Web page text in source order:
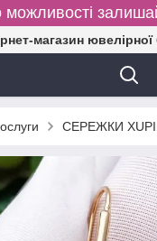
можливості
магазин
СЕРЕЖКИ